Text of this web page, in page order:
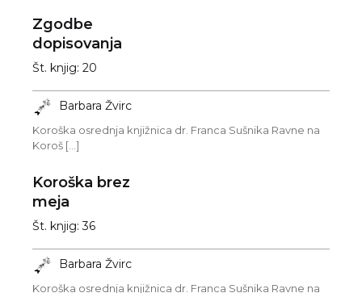
Zgodbe
dopisovanja
Št. knjig: 20
Barbara Žvirc
Koroška osrednja knjižnica dr. Franca Sušnika Ravne na
Koroš [...]
Koroška brez
meja
Št. knjig: 36
Barbara Žvirc
Koroška osrednja knjižnica dr. Franca Sušnika Ravne na